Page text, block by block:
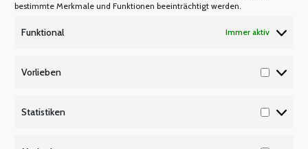
bestimmte Merkmale und Funktionen beeinträchtigt werden.
Funktional Immer aktiv
Vorlieben
Statistiken
Mitglied werden